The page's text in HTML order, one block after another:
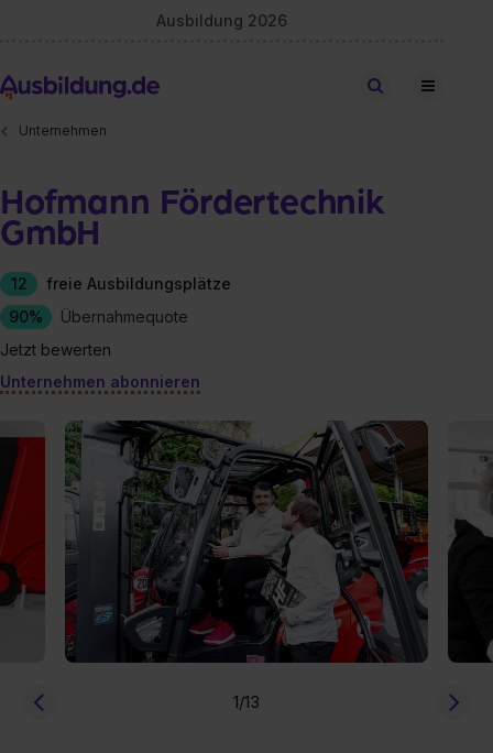
Ausbildung 2026
Stellen finden
Unternehmen
Hofmann Fördertechnik
GmbH
12
freie Ausbildungsplätze
90%
Übernahmequote
Jetzt bewerten
Unternehmen abonnieren
1/13